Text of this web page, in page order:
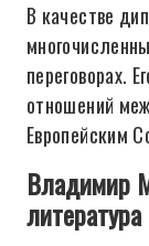
В качестве
переговорах.
отношений
Европейским
Владимир
литература